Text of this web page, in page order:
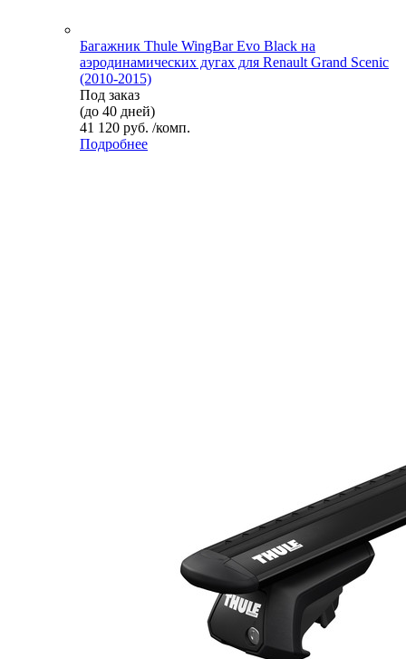
Багажник Thule WingBar Evo Black на
аэродинамических дугах для Renault Grand Scenic
(2010-2015)
Под заказ
(до 40 дней)
41 120 руб. /комп.
Подробнее